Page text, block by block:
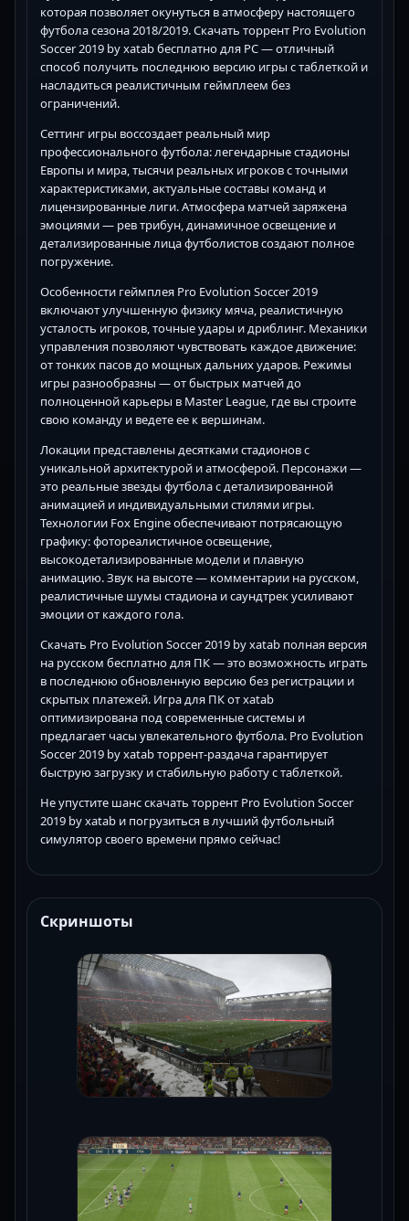
которая позволяет окунуться в атмосферу настоящего
футбола сезона 2018/2019. Скачать торрент Pro Evolution
Soccer 2019 by xatab бесплатно для PC — отличный
способ получить последнюю версию игры с таблеткой и
насладиться реалистичным геймплеем без
ограничений.
Сеттинг игры воссоздает реальный мир
профессионального футбола: легендарные стадионы
Европы и мира, тысячи реальных игроков с точными
характеристиками, актуальные составы команд и
лицензированные лиги. Атмосфера матчей заряжена
эмоциями — рев трибун, динамичное освещение и
детализированные лица футболистов создают полное
погружение.
Особенности геймплея Pro Evolution Soccer 2019
включают улучшенную физику мяча, реалистичную
усталость игроков, точные удары и дриблинг. Механики
управления позволяют чувствовать каждое движение:
от тонких пасов до мощных дальних ударов. Режимы
игры разнообразны — от быстрых матчей до
полноценной карьеры в Master League, где вы строите
свою команду и ведете ее к вершинам.
Локации представлены десятками стадионов с
уникальной архитектурой и атмосферой. Персонажи —
это реальные звезды футбола с детализированной
анимацией и индивидуальными стилями игры.
Технологии Fox Engine обеспечивают потрясающую
графику: фотореалистичное освещение,
высокодетализированные модели и плавную
анимацию. Звук на высоте — комментарии на русском,
реалистичные шумы стадиона и саундтрек усиливают
эмоции от каждого гола.
Скачать Pro Evolution Soccer 2019 by xatab полная версия
на русском бесплатно для ПК — это возможность играть
в последнюю обновленную версию без регистрации и
скрытых платежей. Игра для ПК от xatab
оптимизирована под современные системы и
предлагает часы увлекательного футбола. Pro Evolution
Soccer 2019 by xatab торрент-раздача гарантирует
быструю загрузку и стабильную работу с таблеткой.
Не упустите шанс скачать торрент Pro Evolution Soccer
2019 by xatab и погрузиться в лучший футбольный
симулятор своего времени прямо сейчас!
Скриншоты